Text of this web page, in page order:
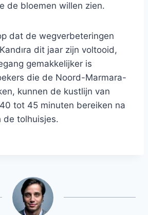
de bloemen willen zien.
dat de wegverbeteringen
dit jaar zijn voltooid,
gemakkelijker is
die de Noord-Marmara-
kunnen de kustlijn van
tot 45 minuten bereiken na
de tolhuisjes.